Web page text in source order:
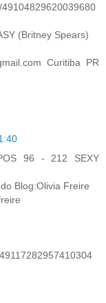
(Britney Spears)
Curitiba PR
96 - 212 SEXY
Blog:Olivia Freire